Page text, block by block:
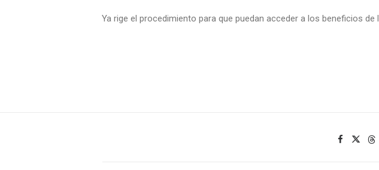
Ya rige el procedimiento para que puedan acceder a los beneficios de